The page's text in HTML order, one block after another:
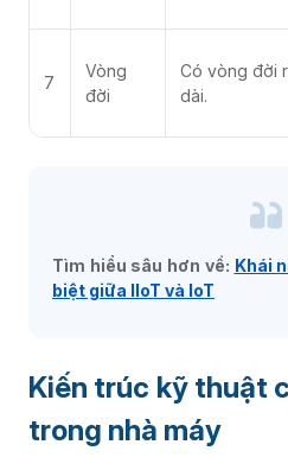
7
Vòng
đời
Có vòng đời
dài.
Tìm hiểu sâu hơn về: Khái
biệt giữa IIoT và IoT
Kiến trúc kỹ thuật
trong nhà máy